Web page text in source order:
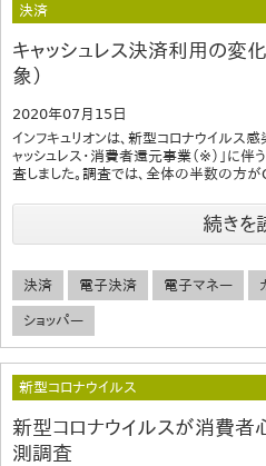
決済
キャッシュレス決済利用の変
象）
2020年07月15日
インフキュリオンは、新型コロナウイル
ャッシュレス・消費者還元事業（※）」に伴
査しました。調査では、全体の半数の方
続きを
決済 電子決済 電子マネー
ショッパー
新型コロナウイルス
新型コロナウイルスが消費
測調査